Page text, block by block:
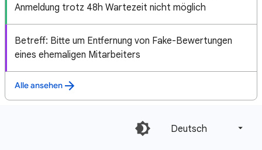
Anmeldung trotz 48h Wartezeit nicht möglich
Betreff: Bitte um Entfernung von Fake-Bewertungen
eines ehemaligen Mitarbeiters
Alle ansehen
Deutsch‎